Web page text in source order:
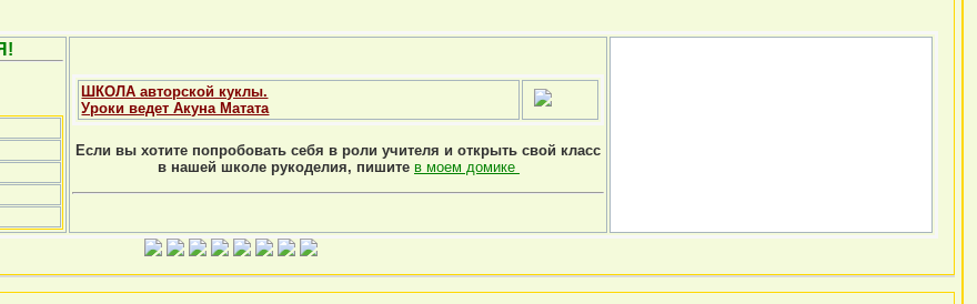
ШКОЛА авторской куклы.
Уроки ведет Акуна Матата
Если вы хотите попробовать себя в роли учителя и открыть свой класс
в нашей школе рукоделия, пишите в моем домике